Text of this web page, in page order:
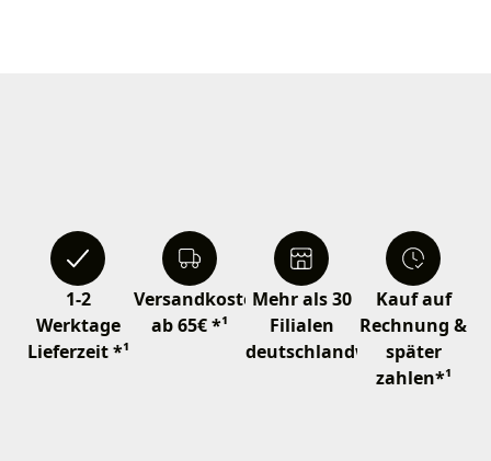
1-2
Werktage
Lieferzeit *¹
Versandkostenfrei
ab 65€ *¹
Mehr als 30
Filialen
deutschlandweit
Kauf auf
Rechnung &
später
zahlen*¹